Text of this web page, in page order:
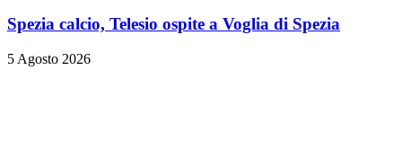
Spezia calcio, Telesio ospite a Voglia di Spezia
5 Agosto 2026